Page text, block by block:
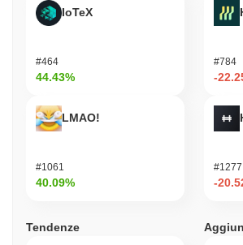
IoTeX
#464
44.43%
LMAO!
#1061
40.09%
#784
-
#1277
-
Tendenze